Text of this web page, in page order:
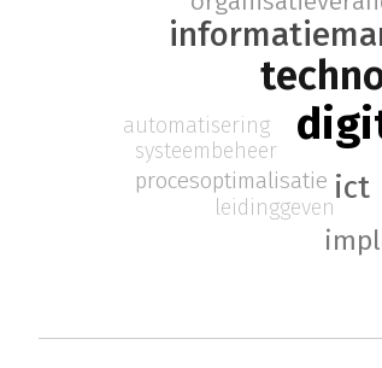
ict
procesoptimalisatie
systeembeheer
automatisering
leidinggeven